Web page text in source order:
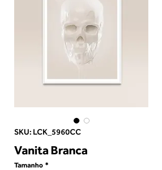
SKU: LCK_5960CC
Vanita Branca
Tamanho *